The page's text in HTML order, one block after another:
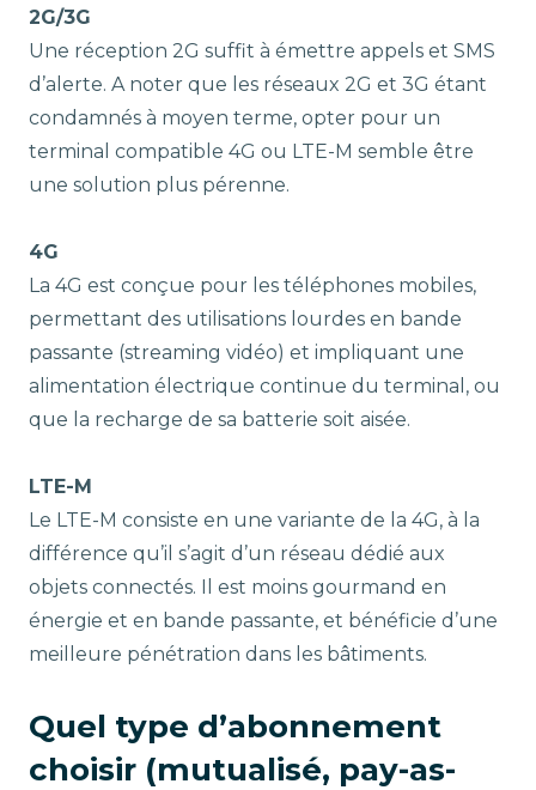
2G/3G
Une réception 2G suffit à émettre appels et SMS
d’alerte. A noter que les réseaux 2G et 3G étant
condamnés à moyen terme, opter pour un
terminal compatible 4G ou LTE-M semble être
une solution plus pérenne.
4G
La 4G est conçue pour les téléphones mobiles,
permettant des utilisations lourdes en bande
passante (streaming vidéo) et impliquant une
alimentation électrique continue du terminal, ou
que la recharge de sa batterie soit aisée.
LTE-M
Le LTE-M consiste en une variante de la 4G, à la
différence qu’il s’agit d’un réseau dédié aux
objets connectés. Il est moins gourmand en
énergie et en bande passante, et bénéficie d’une
meilleure pénétration dans les bâtiments.
Quel type d’abonnement
choisir (mutualisé, pay-as-